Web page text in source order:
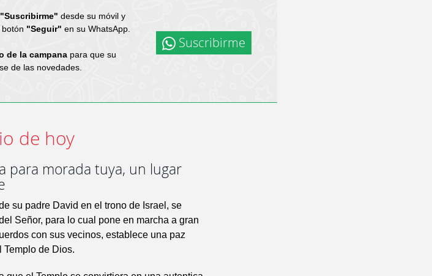
"Suscribirme" desde su móvil y
"Seguir" en su WhatsApp.
de la campanapara que su
de las novedades.
Suscribirme
de hoy
para morada tuya, un lugar
su padre David en el trono de Israel, se
Señor, para lo cual pone en marcha a gran
con sus vecinos, establece una paz
Templo de Dios.